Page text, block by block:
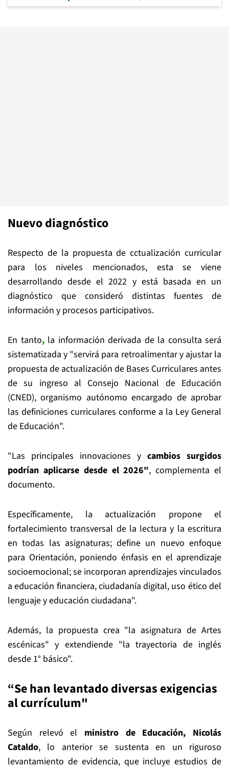
Nuevo diagnóstico
Respecto de la propuesta de cctualización curricular
para los niveles mencionados, esta se viene
desarrollando desde el 2022 y está basada en un
diagnóstico que consideró distintas fuentes de
información y procesos participativos.
En tanto,la información derivada de la consulta será
sistematizada y "servirá para retroalimentar y ajustar la
propuesta de actualización de Bases Curriculares antes
de su ingreso al Consejo Nacional de Educación
(CNED), organismo autónomo encargado de aprobar
las definiciones curriculares conforme a la Ley General
de Educación".
"Las principales innovaciones y cambios surgidos
podrían aplicarse desde el 2026", complementa el
documento.
Específicamente, la actualización propone el
fortalecimiento transversal de la lectura y la escritura
en todas las asignaturas; define un nuevo enfoque
para Orientación, poniendo énfasis en el aprendizaje
socioemocional; se incorporan aprendizajes vinculados
a educación financiera, ciudadanía digital, uso ético del
lenguaje y educación ciudadana".
Además, la propuesta crea "la asignatura de Artes
escénicas" y extendiende "la trayectoria de inglés
desde 1° básico".
“Se han levantado diversas exigencias
al currículum"
Según relevó el ministro de Educación, Nicolás
Cataldo, lo anterior se sustenta en un riguroso
levantamiento de evidencia, que incluye estudios de